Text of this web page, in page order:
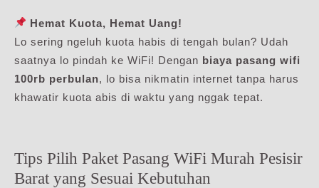
Hemat Kuota, Hemat Uang!
Lo sering ngeluh kuota habis di tengah bulan? Udah
saatnya lo pindah ke WiFi! Dengan biaya pasang wifi
100rb perbulan, lo bisa nikmatin internet tanpa harus
khawatir kuota abis di waktu yang nggak tepat.
Tips Pilih Paket Pasang WiFi Murah Pesisir
Barat yang Sesuai Kebutuhan